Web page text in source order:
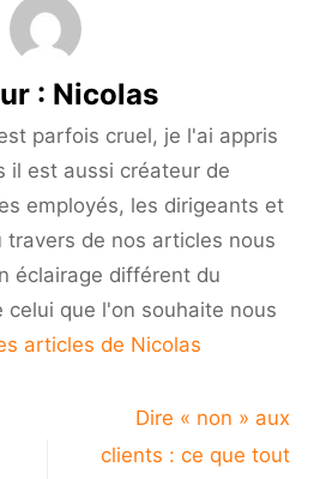
entreprises
de
de
logiciels
: Nicolas
parfois cruel, je l'ai appris
il est aussi créateur de
employés, les dirigeants et
travers de nos articles nous
éclairage différent du
celui que l'on souhaite nous
articles de Nicolas
Dire « non » aux
clients : ce que tout